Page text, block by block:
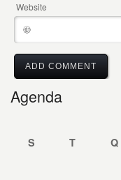
Website
Agenda
S T Q